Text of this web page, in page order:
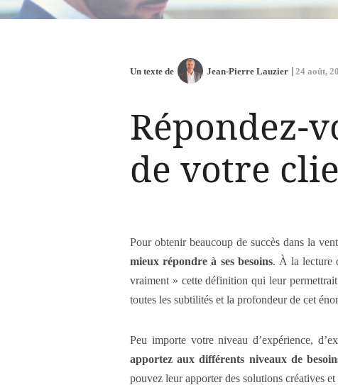
Un texte de Jean-Pierre Lauzier 24 août,
Répondez-
de votre
Pour obtenir beaucoup de succès dans la
mieux répondre à ses besoins. À la lecture
vraiment » cette définition qui leur
toutes les subtilités et la profondeur de cet
Peu importe votre niveau d’expérience,
apportez aux différents niveaux de
pouvez leur apporter des solutions créatives et